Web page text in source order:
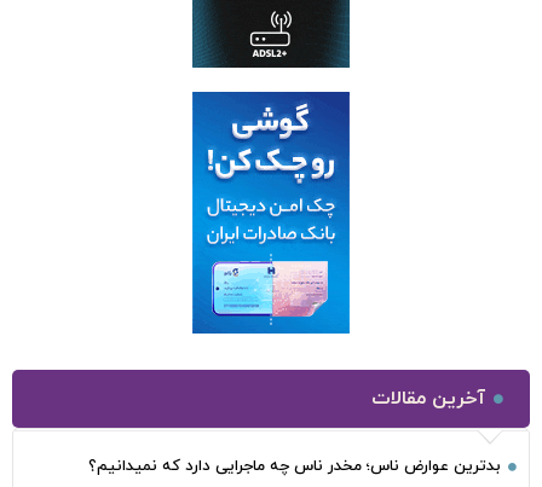
آخرین مقالات
بدترین عوارض ناس؛ مخدر ناس چه ماجرایی دارد که نمیدانیم؟